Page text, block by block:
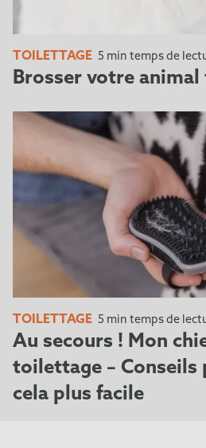
TOILETTAGE 5 min temps de
Brosser votre
TOILETTAGE 5 min temps de
Au secours ! Mon
toilettage – Conseils
cela plus facile